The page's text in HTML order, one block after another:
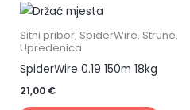
Sitni pribor, SpiderWire, Strune,
Upredenica
SpiderWire 0.19 150m 18kg
21,00 €